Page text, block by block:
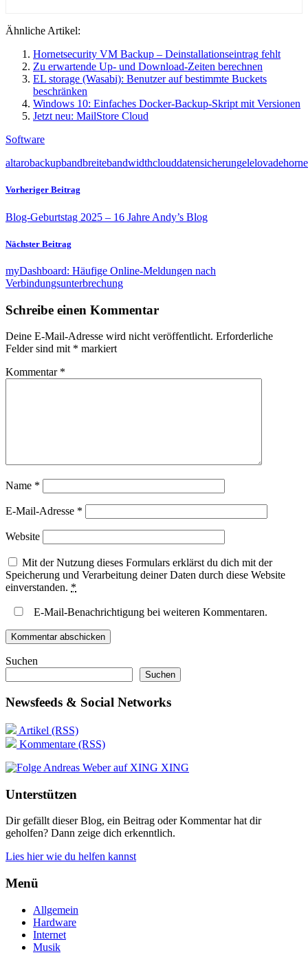
Ähnliche Artikel:
Hornetsecurity VM Backup – Deinstallationseintrag fehlt
Zu erwartende Up- und Download-Zeiten berechnen
EL storage (Wasabi): Benutzer auf bestimmte Buckets
beschränken
Windows 10: Einfaches Docker-Backup-Skript mit Versionen
Jetzt neu: MailStore Cloud
Software
altarobackupbandbreitebandwidthclouddatensicherungelelovade
Vorheriger Beitrag
Blog-Geburtstag 2025 – 16 Jahre Andy’s Blog
Nächster Beitrag
myDashboard: Häufige Online-Meldungen nach
Verbindungsunterbrechung
Schreibe einen Kommentar
Deine E-Mail-Adresse wird nicht veröffentlicht. Erforderliche
Felder sind mit * markiert
Kommentar *
Name *
E-Mail-Adresse *
Website
Mit der Nutzung dieses Formulars erklärst du dich mit der
Speicherung und Verarbeitung deiner Daten durch diese Website
einverstanden. *
E-Mail-Benachrichtigung bei weiteren Kommentaren.
Suchen
Suchen
Newsfeeds & Social Networks
Artikel (RSS)
Kommentare (RSS)
XING
Unterstützen
Dir gefällt dieser Blog, ein Beitrag oder Kommentar hat dir
geholfen? Dann zeige dich erkenntlich.
Lies hier wie du helfen kannst
Menü
Allgemein
Hardware
Internet
Musik